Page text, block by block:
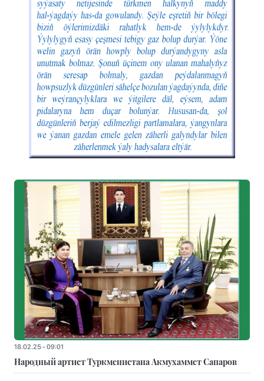
18.02.25 - 09:01
Народный артист Туркменистана Акмухаммет Сапаров